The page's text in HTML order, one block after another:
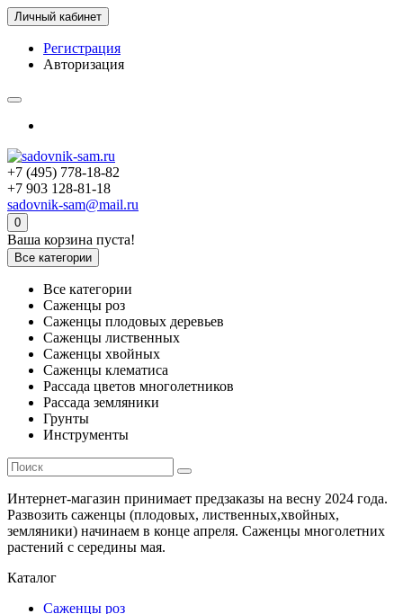
Личный кабинет
Регистрация
Авторизация
+7 (495) 778-18-82
+7 903 128-81-18
sadovnik-sam@mail.ru
0
Ваша корзина пуста!
Все категории
Все категории
Саженцы роз
Саженцы плодовых деревьев
Саженцы лиственных
Саженцы хвойных
Саженцы клематиса
Рассада цветов многолетников
Рассада земляники
Грунты
Инструменты
Интернет-магазин принимает предзаказы на весну 2024 года.
Развозить саженцы (плодовых, лиственных,хвойных,
земляники) начинаем в конце апреля. Саженцы многолетних
растений с середины мая.
Каталог
Саженцы роз